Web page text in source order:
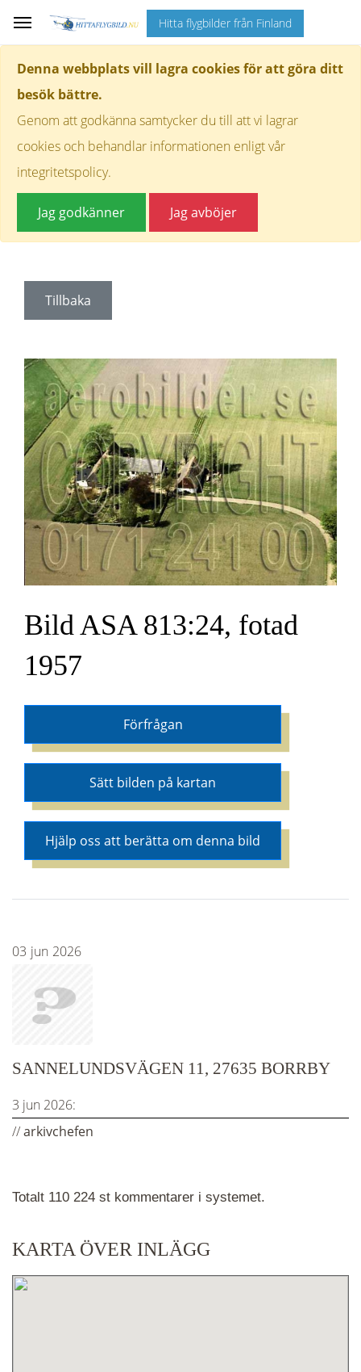
Denna webbplats vill lagra cookies för att göra ditt
besök bättre.
Genom att godkänna samtycker du till att vi lagrar
cookies och behandlar informationen enligt vår
integritetspolicy.
Jag godkänner Jag avböjer
Hitta flygbilder från Finland
Tillbaka
Bild ASA 813:24, fotad
1957
Förfrågan
Sätt bilden på kartan
Hjälp oss att berätta om denna bild
Totalt 110 224 st kommentarer i systemet.
KARTA ÖVER INLÄGG
03 jun 2026
SANNELUNDSVÄGEN 11, 27635 BORRBY
3 jun 2026:
//arkivchefen